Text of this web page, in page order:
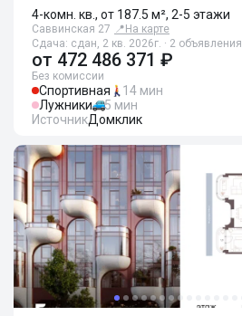
4-комн. кв., от 187.5 м², 2-5 этажи
Саввинская 27 📍 На карте
Сдача: сдан, 2 кв. 2026г. · 2 объявления
от 472 486 371 ₽
Без комиссии
Спортивная
14 мин
Лужники
5 мин
ИсточникДомклик